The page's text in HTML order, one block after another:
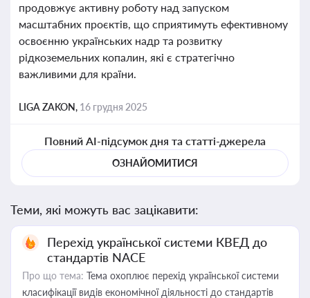
продовжує активну роботу над запуском
масштабних проєктів, що сприятимуть ефективному
освоєнню українських надр та розвитку
рідкоземельних копалин, які є стратегічно
важливими для країни.
LIGA ZAKON, 16 грудня 2025
Повний AI-підсумок дня та статті-джерела
ОЗНАЙОМИТИСЯ
Теми, які можуть вас зацікавити:
Перехід української системи КВЕД до
стандартів NACE
Про що тема: Тема охоплює перехід української системи
класифікації видів економічної діяльності до стандартів